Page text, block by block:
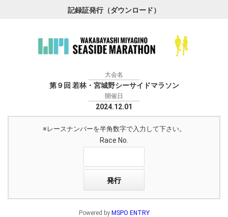
記録証発行（ダウンロード）
大会名
第９回 若林・宮城野シーサイドマラソン
開催日
2024.12.01
※レースナンバーを半角数字で入力して下さい。
Race No.
Powered by MSPO ENTRY